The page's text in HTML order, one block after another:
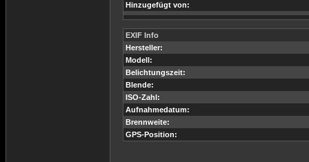
Hinzugefügt von:
EXIF Info
Hersteller:
Modell:
Belichtungszeit:
Blende:
ISO-Zahl:
Aufnahmedatum:
Brennweite:
GPS-Position: